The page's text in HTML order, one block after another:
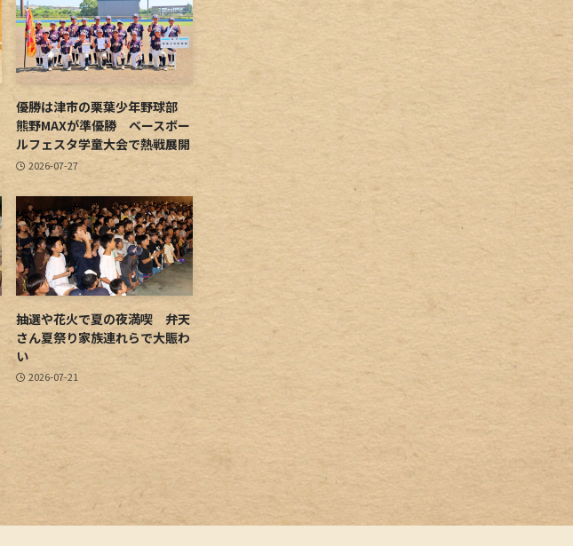
優勝は津市の栗葉少年野球部
熊野MAXが準優勝 ベースボー
ルフェスタ学童大会で熱戦展開
2026-07-27
抽選や花火で夏の夜満喫 弁天
さん夏祭り家族連れらで大賑わ
い
2026-07-21